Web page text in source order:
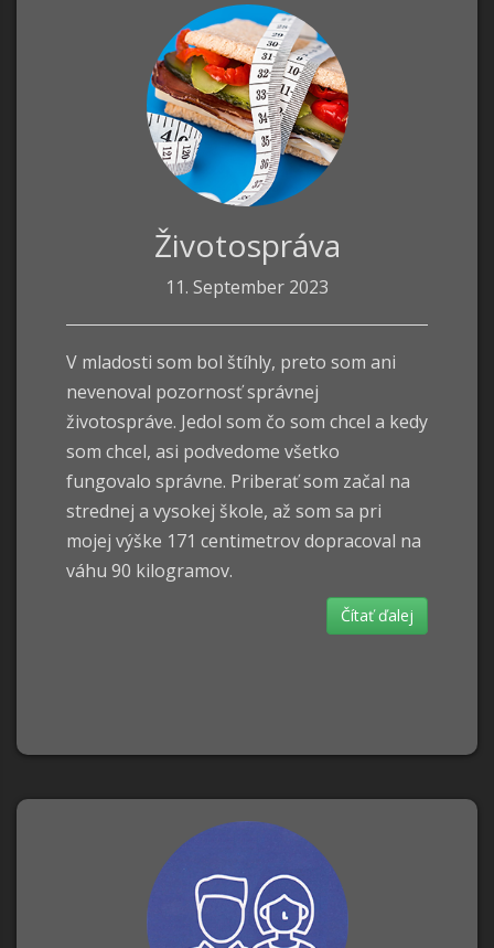
Životospráva
11. September 2023
V mladosti som bol štíhly, preto som ani
nevenoval pozornosť správnej
životospráve. Jedol som čo som chcel a kedy
som chcel, asi podvedome všetko
fungovalo správne. Priberať som začal na
strednej a vysokej škole, až som sa pri
mojej výške 171 centimetrov dopracoval na
váhu 90 kilogramov.
Čítať ďalej